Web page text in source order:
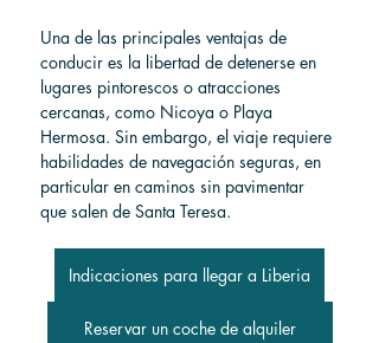
Una de las principales ventajas de
conducir es la libertad de detenerse en
lugares pintorescos o atracciones
cercanas, como Nicoya o Playa
Hermosa. Sin embargo, el viaje requiere
habilidades de navegación seguras, en
particular en caminos sin pavimentar
que salen de Santa Teresa.
Indicaciones para llegar a Liberia
Reservar un coche de alquiler